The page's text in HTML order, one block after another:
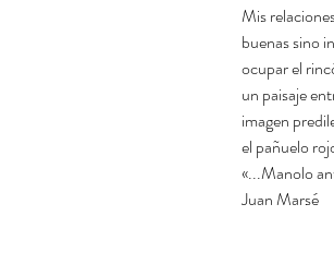
«Mis
buenas sino
ocupar el
un paisaje
imagen
el pañuelo
Manolo
Juan Marsé